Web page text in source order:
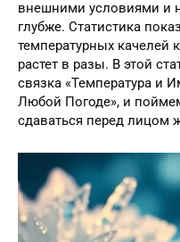
внешними условиями и
глубже. Статистика
температурных качелей
растет в разы. В этой
связка «Температура и
Любой Погоде», и
сдаваться перед лицом